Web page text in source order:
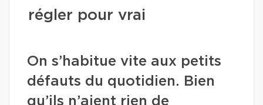
régler pour vrai
On s’habitue vite aux petits
défauts du quotidien. Bien
qu’ils n’aient rien de